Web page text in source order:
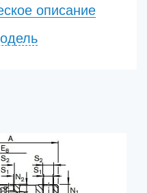
описание